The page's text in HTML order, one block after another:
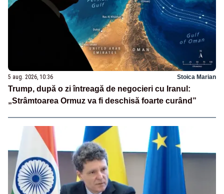
5 aug. 2026, 10:36 Stoica Marian
Trump, după o zi întreagă de negocieri cu Iranul:
„Strâmtoarea Ormuz va fi deschisă foarte curând”